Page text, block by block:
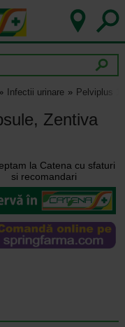
Infectii urinare Pelviplus
Zentiva
la Catena cu sfaturi
si recomandari